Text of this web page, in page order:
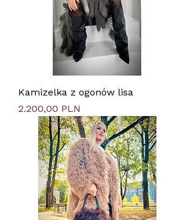
Kamizelka z ogonów lisa
Preis
2.200,00 PLN